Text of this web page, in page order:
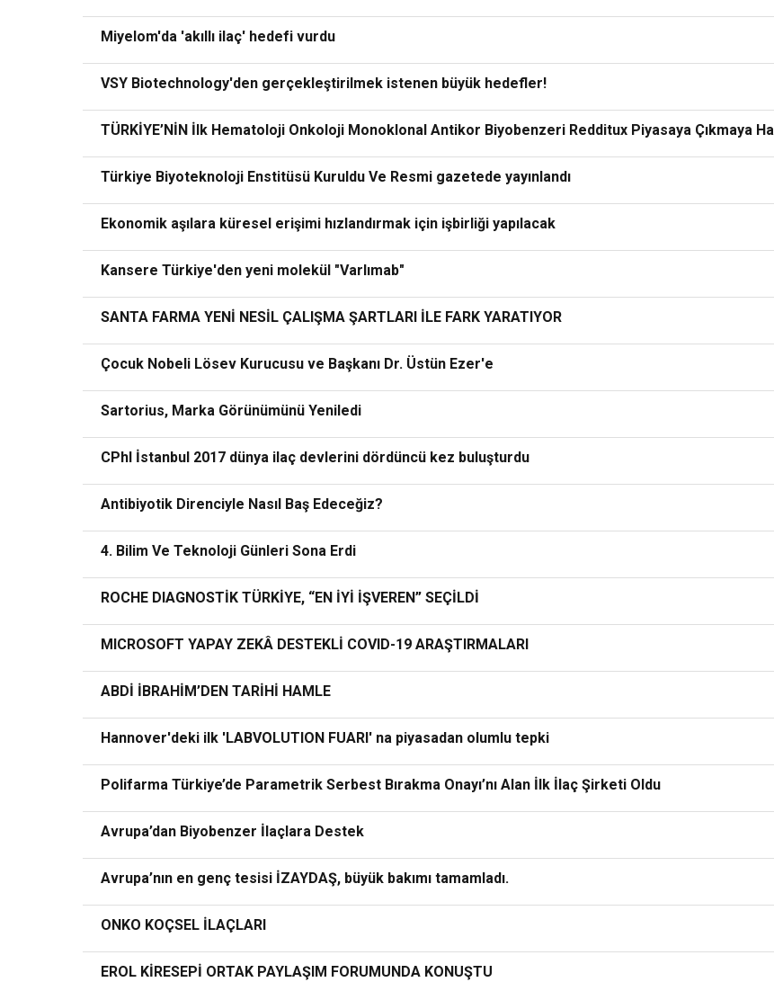
Miyelom'da 'akıllı ilaç' hedefi vurdu
VSY Biotechnology'den gerçekleştirilmek istenen büyük hedefler!
TÜRKİYE’NİN İlk Hematoloji Onkoloji Monoklonal Antikor Biyobenzeri Redditux Piyasaya Çıkmaya
Türkiye Biyoteknoloji Enstitüsü Kuruldu Ve Resmi gazetede yayınlandı
Ekonomik aşılara küresel erişimi hızlandırmak için işbirliği yapılacak
Kansere Türkiye'den yeni molekül "Varlımab"
SANTA FARMA YENİ NESİL ÇALIŞMA ŞARTLARI İLE FARK YARATIYOR
Çocuk Nobeli Lösev Kurucusu ve Başkanı Dr. Üstün Ezer'e
Sartorius, Marka Görünümünü Yeniledi
CPhI İstanbul 2017 dünya ilaç devlerini dördüncü kez buluşturdu
Antibiyotik Direnciyle Nasıl Baş Edeceğiz?
4. Bilim Ve Teknoloji Günleri Sona Erdi
ROCHE DIAGNOSTİK TÜRKİYE, “EN İYİ İŞVEREN” SEÇİLDİ
MICROSOFT YAPAY ZEKÂ DESTEKLİ COVID-19 ARAŞTIRMALARI
ABDİ İBRAHİM’DEN TARİHİ HAMLE
Hannover'deki ilk 'LABVOLUTION FUARI' na piyasadan olumlu tepki
Polifarma Türkiye’de Parametrik Serbest Bırakma Onayı’nı Alan İlk İlaç Şirketi Oldu
Avrupa’dan Biyobenzer İlaçlara Destek
Avrupa’nın en genç tesisi İZAYDAŞ, büyük bakımı tamamladı.
ONKO KOÇSEL İLAÇLARI
EROL KİRESEPİ ORTAK PAYLAŞIM FORUMUNDA KONUŞTU